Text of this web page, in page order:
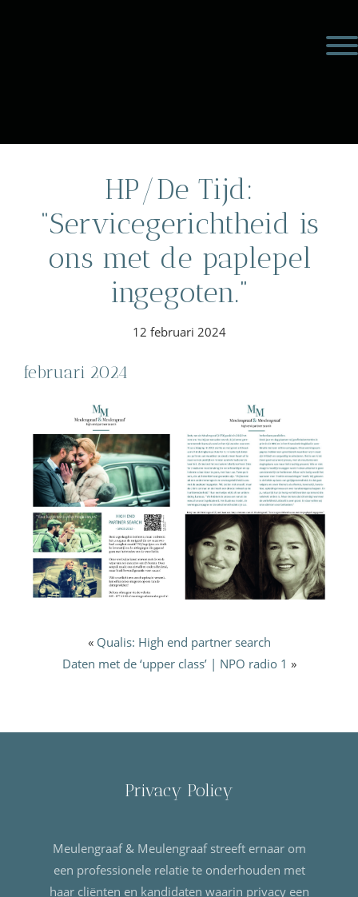
HP/De Tijd:
“Servicegerichtheid is
ons met de paplepel
ingegoten.”
12 februari 2024
februari 2024
« Qualis: High end partner search
Daten met de ‘upper class’ | NPO radio 1 »
Privacy Policy
Meulengraaf & Meulengraaf streeft ernaar om
een professionele relatie te onderhouden met
haar cliënten en kandidaten waarin privacy een